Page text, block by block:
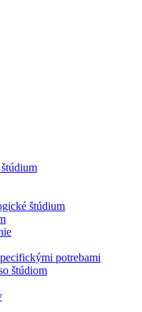
štúdium
potrebami
štúdiom